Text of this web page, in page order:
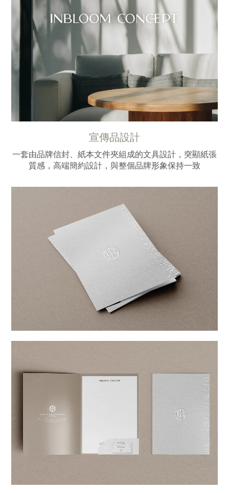
宣傳品設計
一套由品牌信封、紙本文件夾組成的文具設計，突顯紙張
質感，高端簡約設計，與整個品牌形象保持一致